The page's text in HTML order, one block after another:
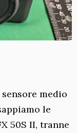
medio
le
50S II, tranne